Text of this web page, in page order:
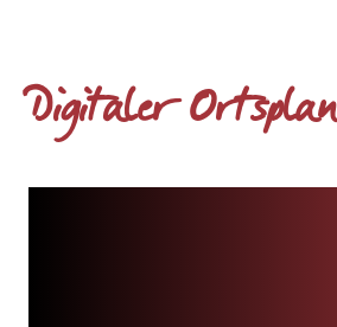
Digitaler Ortsplan